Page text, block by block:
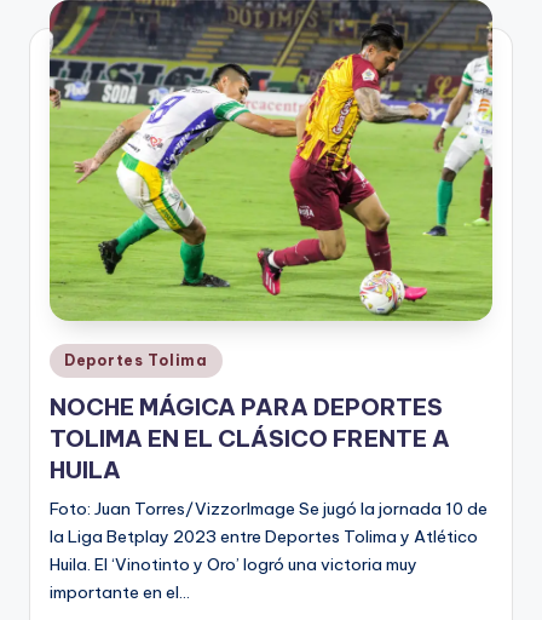
V
n
o
ti
n
t
o
Publicado
en
Deportes Tolima
NOCHE MÁGICA PARA DEPORTES
TOLIMA EN EL CLÁSICO FRENTE A
HUILA
Foto: Juan Torres/VizzorImage Se jugó la jornada 10 de
la Liga Betplay 2023 entre Deportes Tolima y Atlético
Huila. El ‘Vinotinto y Oro’ logró una victoria muy
importante en el…